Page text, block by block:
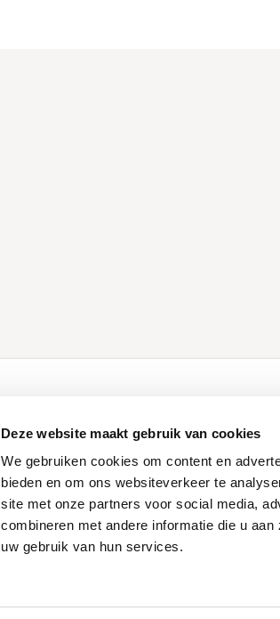
Deze website maakt gebruik van cookies
We gebruiken cookies om content en
bieden en om ons websiteverkeer te
site met onze partners voor social media,
combineren met andere informatie die u
uw gebruik van hun services.
Catalogus